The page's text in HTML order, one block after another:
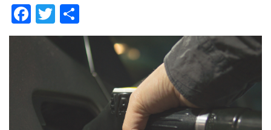
Facebook
Twitter